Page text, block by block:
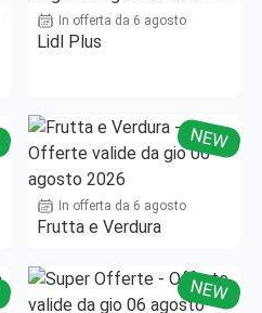
In offerta da 6 agosto
Lidl Plus
NEW
In offerta da 6 agosto
Frutta e Verdura
NEW